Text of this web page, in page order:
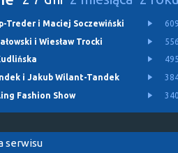
Treder i Maciej Soczewiński
i Wiesław Trocki
i Jakub Wilant-Tandek
Fashion Show
serwisu